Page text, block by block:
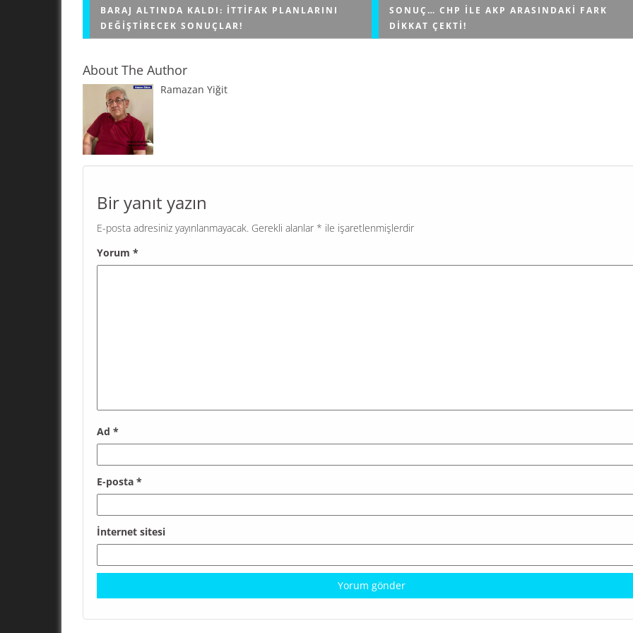
BARAJ ALTINDA KALDI: İTTIFAK PLANLARINI
DEĞIŞTIRECEK SONUÇLAR!
SER-Ar'ın son seçim anketinde CHP birinci parti olurken,
AKP yüzde 30.6 oyla ikinci sırada yer aldı. DEM Parti
SONUÇ… CHP ILE AKP ARASINDAKI FARK
DIKKAT ÇEKTI!
About The Author
Ramazan Yiğit
Bir yanıt yazın
E-posta adresiniz yayınlanmayacak. Gerekli alanlar * ile işaretlenmişlerdir
Yorum *
Ad *
E-posta *
İnternet sitesi